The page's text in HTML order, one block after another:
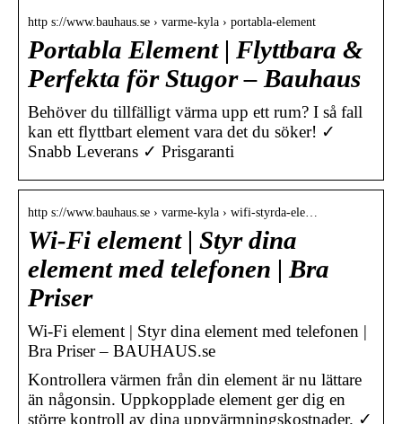
http s://www.bauhaus.se › varme-kyla › portabla-element
Portabla Element | Flyttbara &
Perfekta för Stugor – Bauhaus
Behöver du tillfälligt värma upp ett rum? I så fall
kan ett flyttbart element vara det du söker! ✓
Snabb Leverans ✓ Prisgaranti
http s://www.bauhaus.se › varme-kyla › wifi-styrda-ele…
Wi-Fi element | Styr dina
element med telefonen | Bra
Priser
Wi-Fi element | Styr dina element med telefonen |
Bra Priser – BAUHAUS.se
Kontrollera värmen från din element är nu lättare
än någonsin. Uppkopplade element ger dig en
större kontroll av dina uppvärmningskostnader. ✓